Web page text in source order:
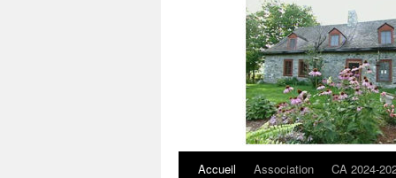
Accueil Association
CA 2024-